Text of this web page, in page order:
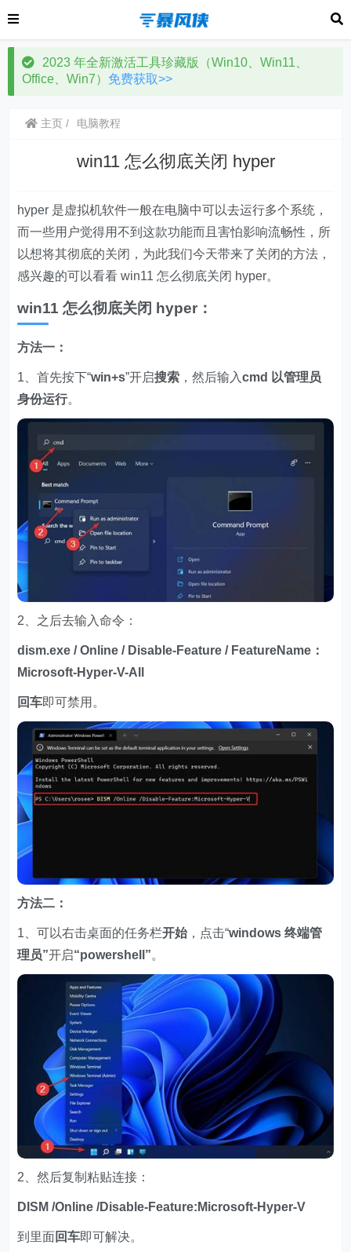
2023 年全新激活工具珍藏版（Win10、Win11、
Office、Win7） 免费获取>>
主页 电脑教程
win11 怎么彻底关闭 hyper
hyper 是虚拟机软件一般在电脑中可以去运行多个系统，
而一些用户觉得用不到这款功能而且害怕影响流畅性，所
以想将其彻底的关闭，为此我们今天带来了关闭的方法，
感兴趣的可以看看 win11 怎么彻底关闭 hyper。
win11 怎么彻底关闭 hyper：
方法一：
1、首先按下“win+s”开启搜索 ，然后输入cmd 以管理员
身份运行。
2、之后去输入命令：
dism.exe / Online / Disable-Feature / FeatureName：
Microsoft-Hyper-V-Al
回车即可禁用。
方法二：
1、可以右击桌面的任务栏开始，点击“windows 终端管
理员”开启“powershell ”。
2、然后复制粘贴连接：
DISM /Online /Disable-Feature:Microsoft-Hyper-V
到里面回车即可解决。